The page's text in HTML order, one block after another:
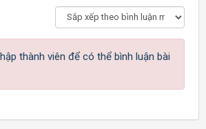
thành viên để có thể bình luận bài